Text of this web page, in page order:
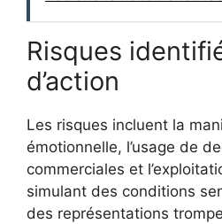
Risques
d’action
Les risques incluent la
émotionnelle, l’usage de
commerciales et
simulant des conditions
des représentations